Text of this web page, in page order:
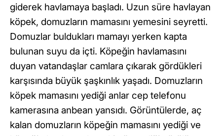
giderek havlamaya başladı. Uzun süre havlayan
köpek, domuzların mamasını yemesini seyretti.
Domuzlar buldukları mamayı yerken kapta
bulunan suyu da içti. Köpeğin havlamasını
duyan vatandaşlar camlara çıkarak gördükleri
karşısında büyük şaşkınlık yaşadı. Domuzların
köpek mamasını yediği anlar cep telefonu
kamerasına anbean yansıdı. Görüntülerde, aç
kalan domuzların köpeğin mamasını yediği ve